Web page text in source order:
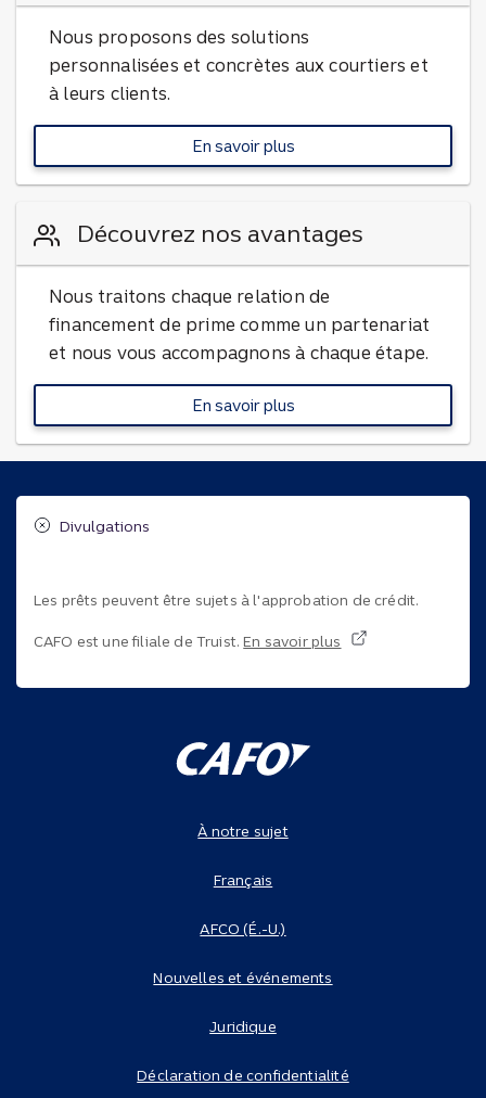
Nous proposons des solutions
personnalisées et concrètes aux courtiers et
à leurs clients.
En savoir plussur nos solutions
Découvrez nos avantages
Nous traitons chaque relation de
financement de prime comme un partenariat
et nous vous accompagnons à chaque étape.
En savoir plusà propos de nos avantages
Divulgations
Les prêts peuvent être sujets à l'approbation de crédit.
CAFO est une filiale de Truist. En savoir plus
Bas de page du site
Navigation en bas de page
À notre sujet
Français
AFCO (É.-U.)
Nouvelles et événements
Juridique
Déclaration de confidentialité